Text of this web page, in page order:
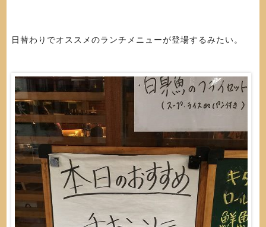
日替わりでオススメのランチメニューが登場するみたい。